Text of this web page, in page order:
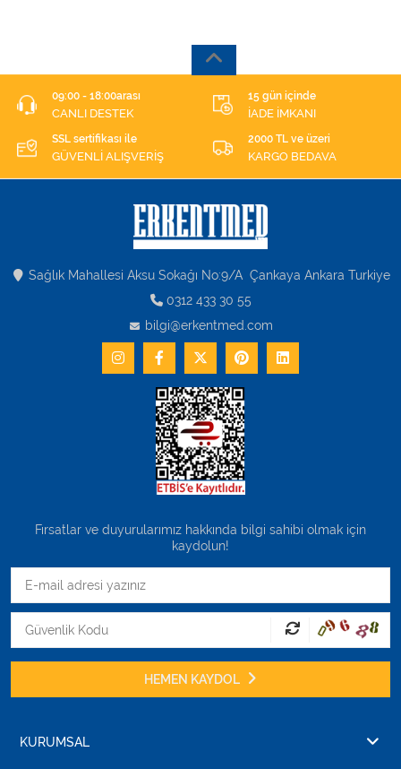
09:00 - 18:00arası
CANLI DESTEK
15 gün içinde
İADE İMKANI
SSL sertifikası ile
GÜVENLİ ALIŞVERİŞ
2000 TL ve üzeri
KARGO BEDAVA
Sağlık Mahallesi Aksu Sokağı No:9/A Çankaya Ankara Turkiye
0312 433 30 55
bilgi@erkentmed.com
Fırsatlar ve duyurularımız hakkında bilgi sahibi olmak için
kaydolun!
HEMEN KAYDOL
KURUMSAL